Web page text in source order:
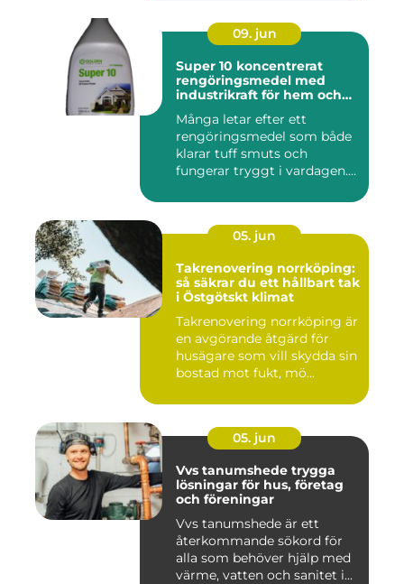
09. jun
Super 10 koncentrerat
rengöringsmedel med
industrikraft för hem och
Många letar efter ett
rengöringsmedel som både
klarar tuff smuts och
fungerar tryggt i vardagen.
05. jun
Takrenovering norrköping:
så säkrar du ett hållbart tak
i Östgötskt klimat
Takrenovering norrköping är
en avgörande åtgärd för
husägare som vill skydda sin
bostad mot fukt, mö...
05. jun
Vvs tanumshede trygga
lösningar för hus, företag
och föreningar
Vvs tanumshede är ett
återkommande sökord för
alla som behöver hjälp med
värme, vatten och sanitet i...